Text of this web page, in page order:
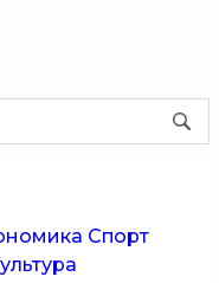
Спорт